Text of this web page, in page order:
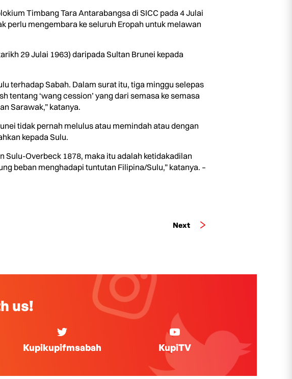
Timbang Tara Antarabangsa di SICC pada 4 Julai
perlu mengembara ke seluruh Eropah untuk melawan
29 Julai 1963) daripada Sultan Brunei kepada
terhadap Sabah. Dalam surat itu, tiga minggu selepas
tentang ‘wang cession’ yang dari semasa ke semasa
Sarawak,” katanya.
tidak pernah melulus atau memindah atau dengan
kepada Sulu.
Sulu-Overbeck 1878, maka itu adalah ketidakadilan
beban menghadapi tuntutan Filipina/Sulu,” katanya. –
Next
us!
Kupikupifmsabah KupiTV